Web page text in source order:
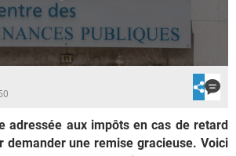
adressée aux impôts en cas de retard
demander une remise gracieuse. Voici